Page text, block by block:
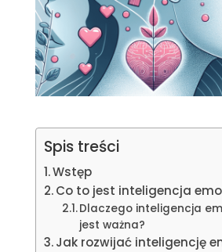
Spis treści
Wstęp
Co to jest inteligencja
Dlaczego inteligencja
jest ważna?
Jak rozwijać inteligencję